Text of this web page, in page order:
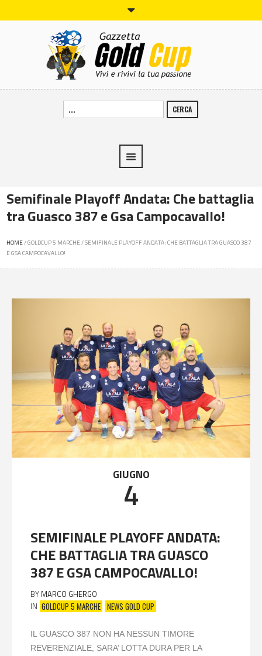
CERCA
Semifinale Playoff Andata: Che battaglia
tra Guasco 387 e Gsa Campocavallo!
HOME/GOLDCUP 5 MARCHE/SEMIFINALE PLAYOFF ANDATA: CHE BATTAGLIA TRA GUASCO 387
E GSA CAMPOCAVALLO!
GIUGNO
4
SEMIFINALE PLAYOFF ANDATA:
CHE BATTAGLIA TRA GUASCO
387 E GSA CAMPOCAVALLO!
BY MARCO GHERGO
IN GOLDCUP 5 MARCHE NEWS GOLD CUP
IL GUASCO 387 NON HA NESSUN TIMORE
REVERENZIALE, SARA’ LOTTA DURA PER LA